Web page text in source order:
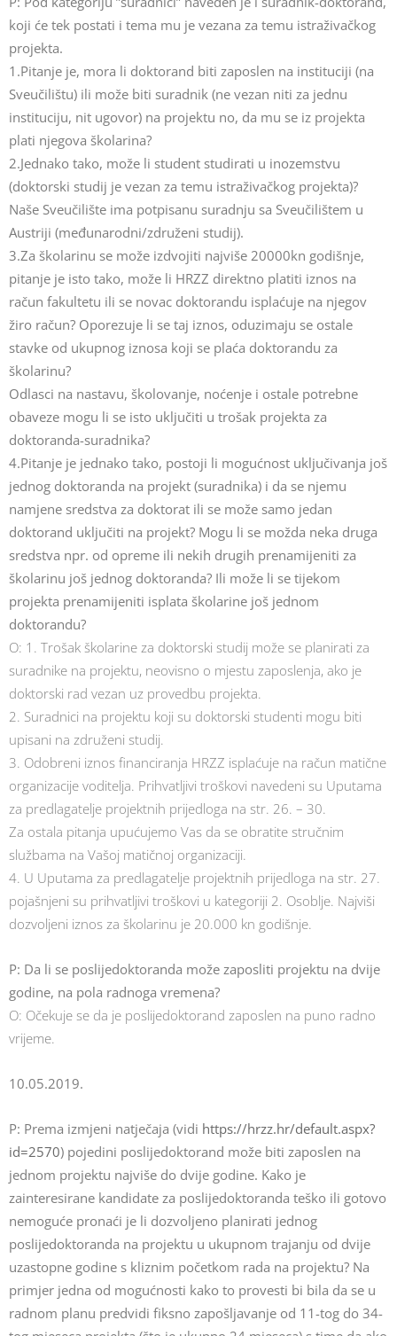
koji će tek postati i tema mu je vezana za temu istraživačkog
projekta.
1.Pitanje je, mora li doktorand biti zaposlen na instituciji (na
Sveučilištu) ili može biti suradnik (ne vezan niti za jednu
instituciju, nit ugovor) na projektu no, da mu se iz projekta
plati njegova školarina?
2.Jednako tako, može li student studirati u inozemstvu
(doktorski studij je vezan za temu istraživačkog projekta)?
Naše Sveučilište ima potpisanu suradnju sa Sveučilištem u
Austriji (međunarodni/združeni studij).
3.Za školarinu se može izdvojiti najviše 20000kn godišnje,
pitanje je isto tako, može li HRZZ direktno platiti iznos na
račun fakultetu ili se novac doktorandu isplaćuje na njegov
žiro račun? Oporezuje li se taj iznos, oduzimaju se ostale
stavke od ukupnog iznosa koji se plaća doktorandu za
školarinu?
Odlasci na nastavu, školovanje, noćenje i ostale potrebne
obaveze mogu li se isto uključiti u trošak projekta za
doktoranda-suradnika?
4.Pitanje je jednako tako, postoji li mogućnost uključivanja još
jednog doktoranda na projekt (suradnika) i da se njemu
namjene sredstva za doktorat ili se može samo jedan
doktorand uključiti na projekt? Mogu li se možda neka druga
sredstva npr. od opreme ili nekih drugih prenamijeniti za
školarinu još jednog doktoranda? Ili može li se tijekom
projekta prenamijeniti isplata školarine još jednom
doktorandu?
O: 1. Trošak školarine za doktorski studij može se planirati za
suradnike na projektu, neovisno o mjestu zaposlenja, ako je
doktorski rad vezan uz provedbu projekta.
2. Suradnici na projektu koji su doktorski studenti mogu biti
upisani na združeni studij.
3. Odobreni iznos financiranja HRZZ isplaćuje na račun matične
organizacije voditelja. Prihvatljivi troškovi navedeni su Uputama
za predlagatelje projektnih prijedloga na str. 26. – 30.
Za ostala pitanja upućujemo Vas da se obratite stručnim
službama na Vašoj matičnoj organizaciji.
4. U Uputama za predlagatelje projektnih prijedloga na str. 27.
pojašnjeni su prihvatljivi troškovi u kategoriji 2. Osoblje. Najviši
dozvoljeni iznos za školarinu je 20.000 kn godišnje.
P: Da li se poslijedoktoranda može zaposliti projektu na dvije
godine, na pola radnoga vremena?
O: Očekuje se da je poslijedoktorand zaposlen na puno radno
vrijeme.
10.05.2019.
P: Prema izmjeni natječaja (vidi https://hrzz.hr/default.aspx?
id=2570) pojedini poslijedoktorand može biti zaposlen na
jednom projektu najviše do dvije godine. Kako je
zainteresirane kandidate za poslijedoktoranda teško ili gotovo
nemoguće pronaći je li dozvoljeno planirati jednog
poslijedoktoranda na projektu u ukupnom trajanju od dvije
uzastopne godine s kliznim početkom rada na projektu? Na
primjer jedna od mogućnosti kako to provesti bi bila da se u
radnom planu predvidi fiksno zapošljavanje od 11-tog do 34-